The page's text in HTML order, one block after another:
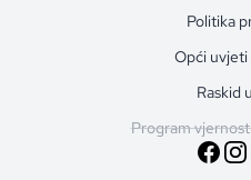
Politika
Opći uvjeti
Raskid
Program